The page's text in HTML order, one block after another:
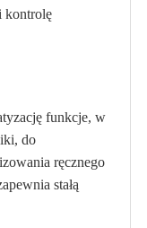
kontrolę
funkcje, w
do
ręcznego
stałą